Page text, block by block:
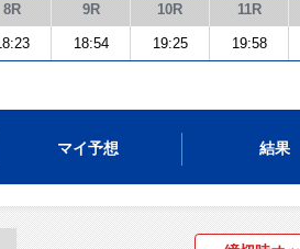
8R 9R 10R 11R
18:54 19:25 19:58
マイ予想 結果